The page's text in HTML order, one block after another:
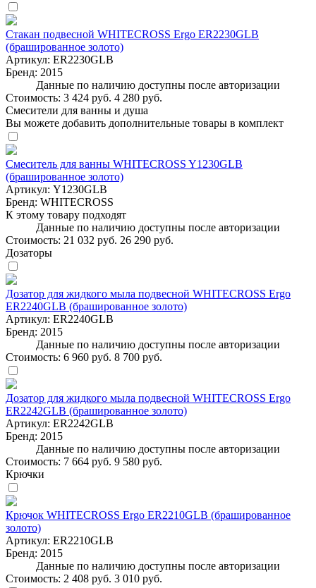
Стакан подвесной WHITECROSS Ergo ER2230GLB
(брашированное золото)
Артикул: ER2230GLB
Бренд: 2015
Данные по наличию доступны после авторизации
Стоимость: 3 424 руб. 4 280 руб.
Смесители для ванны и душа
Вы можете добавить дополнительные товары в комплект
Смеситель для ванны WHITECROSS Y1230GLB
(брашированное золото)
Артикул: Y1230GLB
Бренд: WHITECROSS
К этому товару подходят
Данные по наличию доступны после авторизации
Стоимость: 21 032 руб. 26 290 руб.
Дозаторы
Дозатор для жидкого мыла подвесной WHITECROSS Ergo
ER2240GLB (брашированное золото)
Артикул: ER2240GLB
Бренд: 2015
Данные по наличию доступны после авторизации
Стоимость: 6 960 руб. 8 700 руб.
Дозатор для жидкого мыла подвесной WHITECROSS Ergo
ER2242GLB (брашированное золото)
Артикул: ER2242GLB
Бренд: 2015
Данные по наличию доступны после авторизации
Стоимость: 7 664 руб. 9 580 руб.
Крючки
Крючок WHITECROSS Ergo ER2210GLB (брашированное
золото)
Артикул: ER2210GLB
Бренд: 2015
Данные по наличию доступны после авторизации
Стоимость: 2 408 руб. 3 010 руб.